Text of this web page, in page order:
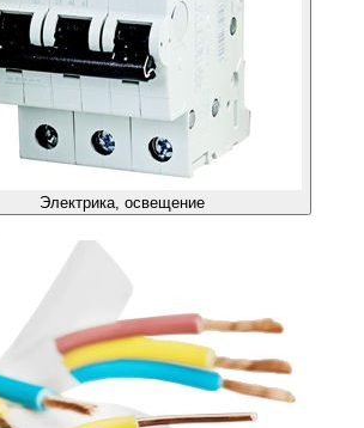
Электрика, освещение